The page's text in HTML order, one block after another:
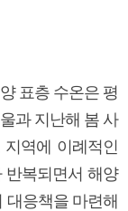
표층 수온은 평
과 지난해 봄 사
역에 이례적인
반복되면서 해양
대응책을 마련해